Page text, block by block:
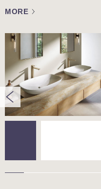
MORE